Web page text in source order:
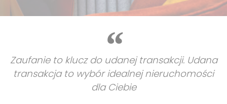
Zaufanie to klucz do udanej transakcji. Udana
transakcja to wybór idealnej nieruchomości
dla Ciebie